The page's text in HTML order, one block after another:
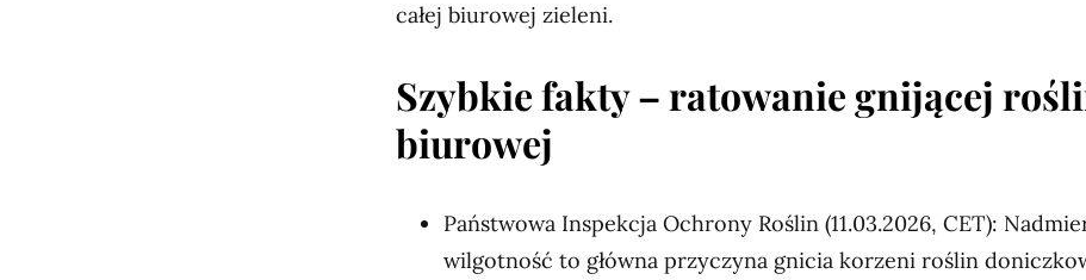
całej biurowej zieleni.
Szybkie fakty – ratowanie gnijącej
biurowej
Państwowa Inspekcja Ochrony Roślin (11.03.2026, CET):
wilgotność to główna przyczyna gnicia korzeni roślin